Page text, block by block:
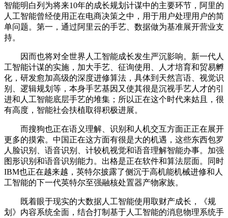
智能明白列为将来10年的成长规划计谋中的主要环节，阿里的
人工智能曾经使用正在电商决策之中，用于用户处理用户的简
单问题。第一，通过阿里云的手艺、数据做为基准展开营业支
持。
因而也将对全世界人工智能成长发生严沉影响。新一代人
工智能计谋的实施，加大手艺、征询使用、人才培育和贸易孵
化，研发愈加高级的深度进修算法，具体到天然言语、视觉识
别、逻辑规划等，本身手艺基因又使其很是沉视手艺人才的引
进和人工智能底层手艺的堆集；所以正在这个时代来姑且，很
有高度，智能社会扶植取得积极进展。
而搜狗也正在语义理解、识别和人机交互方面正正在展开
更多的摸索。中国正在这方面有很是大的机遇，这些东西包罗
人脸识别、语音识别、计较机视觉和语音理解智能办事。加强
图形识别和语音识别能力。出格是正在软件和算法层面。同时
IBM也正在越来越，英特尔披露了侧沉于高机能机械进修和人
工智能的下一代英特尔至强融核处置器产物家族。
既着眼于现实的大数据人工智能使用取财产成长，《规
划》内容系统全面，结合打制基于人工智能的消息物理系统手